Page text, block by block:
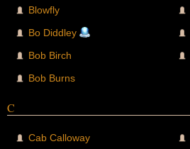
Blowfly
Bo Diddley
Bob Birch
Bob Burns
C
Cab Calloway